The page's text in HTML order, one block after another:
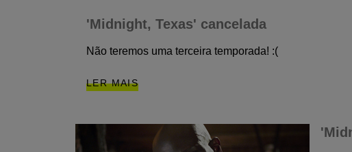
'Midnight, Texas' cancelada
Não teremos uma terceira temporada! :(
LER MAIS